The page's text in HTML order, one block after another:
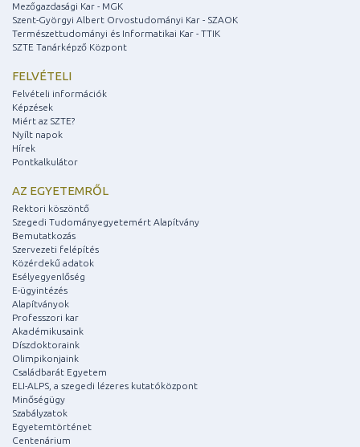
Mezőgazdasági Kar - MGK
Szent-Györgyi Albert Orvostudományi Kar - SZAOK
Természettudományi és Informatikai Kar - TTIK
SZTE Tanárképző Központ
FELVÉTELI
Felvételi információk
Képzések
Miért az SZTE?
Nyílt napok
Hírek
Pontkalkulátor
AZ EGYETEMRŐL
Rektori köszöntő
Szegedi Tudományegyetemért Alapítvány
Bemutatkozás
Szervezeti felépítés
Közérdekű adatok
Esélyegyenlőség
E-ügyintézés
Alapítványok
Professzori kar
Akadémikusaink
Díszdoktoraink
Olimpikonjaink
Családbarát Egyetem
ELI-ALPS, a szegedi lézeres kutatóközpont
Minőségügy
Szabályzatok
Egyetemtörténet
Centenárium